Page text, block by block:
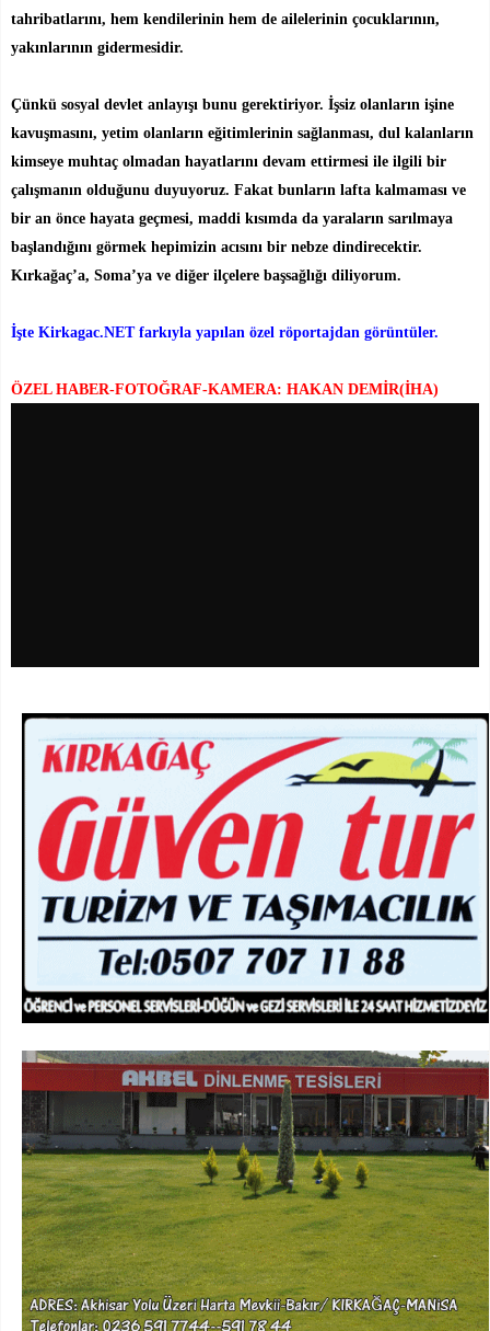
tahribatlarını, hem kendilerinin hem de ailelerinin çocuklarının,
yakınlarının gidermesidir.
Çünkü sosyal devlet anlayışı bunu gerektiriyor. İşsiz olanların işine
kavuşmasını, yetim olanların eğitimlerinin sağlanması, dul kalanların
kimseye muhtaç olmadan hayatlarını devam ettirmesi ile ilgili bir
çalışmanın olduğunu duyuyoruz. Fakat bunların lafta kalmaması ve
bir an önce hayata geçmesi, maddi kısımda da yaraların sarılmaya
başlandığını görmek hepimizin acısını bir nebze dindirecektir.
Kırkağaç’a, Soma’ya ve diğer ilçelere başsağlığı diliyorum.
İşte Kirkagac.NET farkıyla yapılan özel röportajdan görüntüler.
ÖZEL HABER-FOTOĞRAF-KAMERA: HAKAN DEMİR(İHA)